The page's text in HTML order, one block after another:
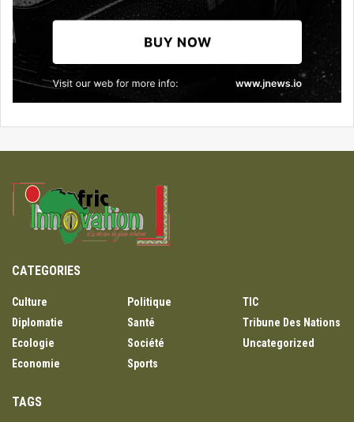
CATEGORIES
Culture
Diplomatie
Ecologie
Economie
Politique
Santé
Société
Sports
TIC
Tribune Des Nations
Uncategorized
TAGS